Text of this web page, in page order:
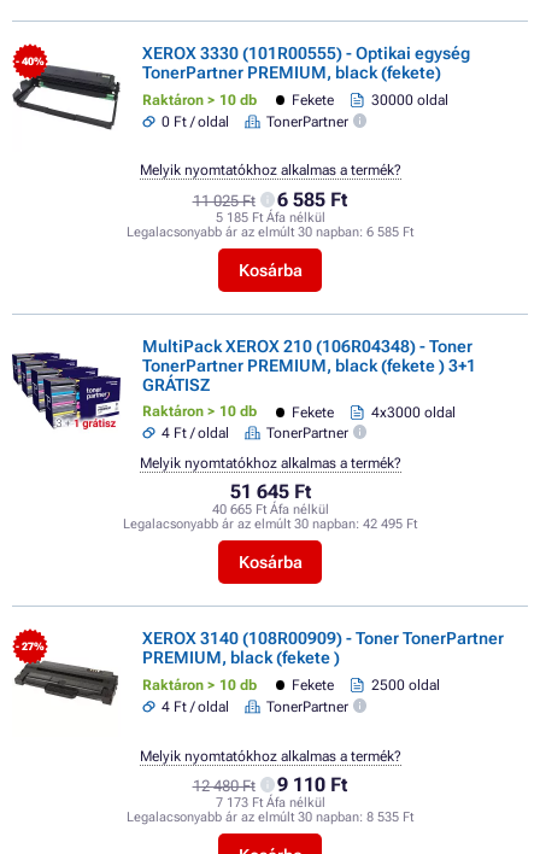
- 40%
XEROX 3330 (101R00555) - Optikai egység
TonerPartner PREMIUM, black (fekete)
Raktáron > 10 db Fekete
30000 oldal
0 Ft / oldal
TonerPartner
11 025 Ft 6 585 Ft
5 185 Ft Áfa nélkül
Legalacsonyabb ár az elmúlt 30 napban: 6 585 Ft
Kosárba
Melyik nyomtatókhoz alkalmas a termék?
MultiPack XEROX 210 (106R04348) - Toner
TonerPartner PREMIUM, black (fekete ) 3+1
GRÁTISZ
Raktáron > 10 db Fekete
4x3000 oldal
4 Ft / oldal
TonerPartner
51 645 Ft
40 665 Ft Áfa nélkül
Legalacsonyabb ár az elmúlt 30 napban: 42 495 Ft
Kosárba
Melyik nyomtatókhoz alkalmas a termék?
- 27%
XEROX 3140 (108R00909) - Toner TonerPartner
PREMIUM, black (fekete )
Raktáron > 10 db Fekete
2500 oldal
4 Ft / oldal
TonerPartner
12 480 Ft 9 110 Ft
7 173 Ft Áfa nélkül
Legalacsonyabb ár az elmúlt 30 napban: 8 535 Ft
Melyik nyomtatókhoz alkalmas a termék?